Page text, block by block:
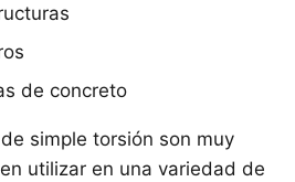
de concreto
simple torsión son muy
utilizar en una variedad de